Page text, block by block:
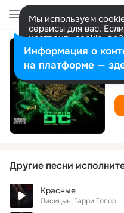
Мы используем
сервисы для вас.
настроить cookie-
представитель.
Разрешить все
Другие песни
Красные
Лисицын Гарри Топор
Информация о
на платформе —